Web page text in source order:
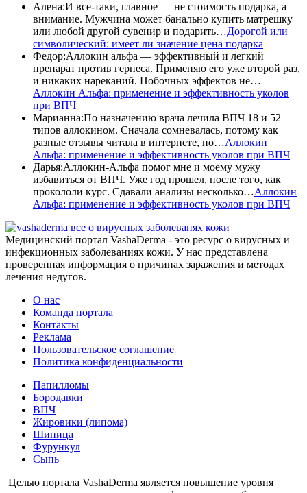
Алена:И все-таки, главное — не стоимость подарка, а
внимание. Мужчина может банально купить матрешку
или любой другой сувенир и подарить…Дорогой или
символический: имеет ли значение цена подарка
Федор:Аллокин альфа — эффективный и легкий
препарат против герпеса. Применяю его уже второй раз,
и никаких нареканий. Побочных эффектов не…
Аллокин Альфа: применение и эффективность уколов
при ВПЧ
Марианна:По назначению врача лечила ВПЧ 18 и 52
типов аллокином. Сначала сомневалась, потому как
разные отзывы читала в интернете, но…Аллокин
Альфа: применение и эффективность уколов при ВПЧ
Дарья:Аллокин-Альфа помог мне и моему мужу
избавиться от ВПЧ. Уже год прошел, после того, как
прокололи курс. Сдавали анализы несколько…Аллокин
Альфа: применение и эффективность уколов при ВПЧ
все о вирусных заболеванях кожи
Медицинский портал VashaDerma - это ресурс о вирусных и
инфекционных заболеваниях кожи. У нас представлена
проверенная информация о причинах заражения и методах
лечения недугов.
О нас
Команда портала
Контакты
Реклама
Пользовательское соглашение
Политика конфиденциальности
Папилломы
Бородавки
ВПЧ
Жировики (липома)
Шипица
Фурункул
Сыпь
Целью портала VashaDerma является повышение уровня